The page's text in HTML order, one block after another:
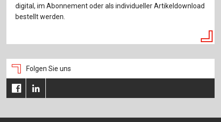
digital, im Abonnement oder als individueller Artikeldownload
bestellt werden.
Folgen Sie uns